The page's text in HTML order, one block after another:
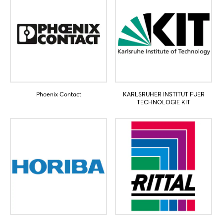
Phoenix Contact
KARLSRUHER INSTITUT FUER
TECHNOLOGIE KIT